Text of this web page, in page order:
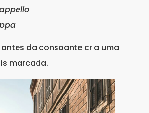
da consoante cria uma
marcada.